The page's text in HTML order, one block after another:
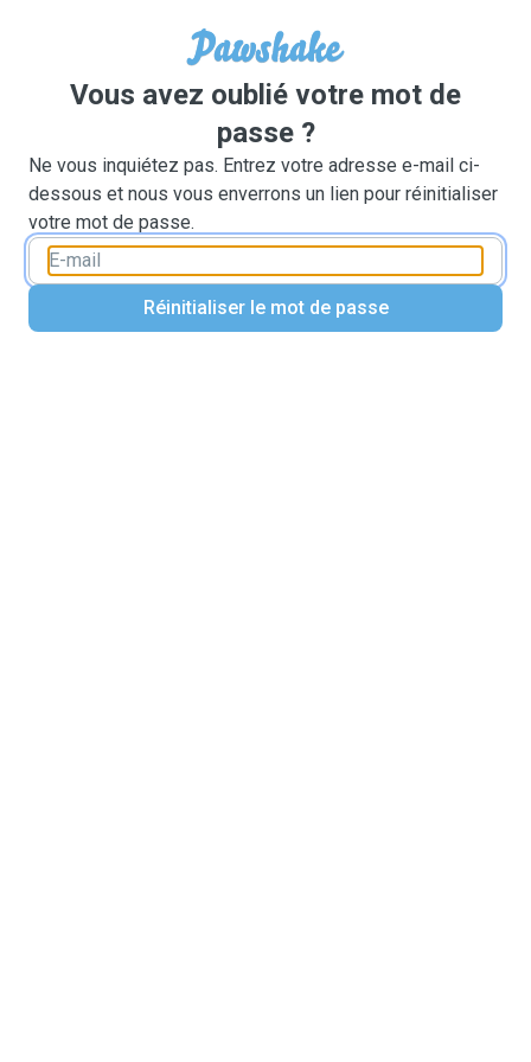
Vous avez oublié votre mot de
passe ?
Ne vous inquiétez pas. Entrez votre adresse e-mail ci-
dessous et nous vous enverrons un lien pour réinitialiser
votre mot de passe.
Réinitialiser le mot de passe